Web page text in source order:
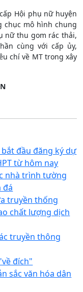
Hội phụ nữ huyện
chục mô hình chung
nữ thu gom rác thải,
cùng với cấp ủy,
chí về MT trong xây
đầu đăng ký dự
từ hôm nay
nhà trình tường
đá
truyền thống
chất lượng dịch
truyền thông
đích"
sắc văn hóa dân